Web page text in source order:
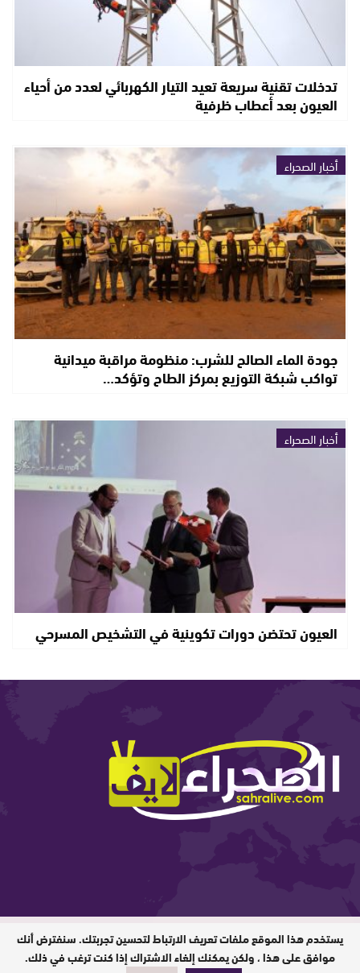
تدخلات تقنية سريعة تعيد التيار الكهربائي لعدد من أحياء
العيون بعد أعطاب ظرفية
أخبار الصحراء
جودة الماء الصالح للشرب: منظومة مراقبة ميدانية
تواكب شبكة التوزيع بمركز الطاح وتؤكد…
أخبار الصحراء
العيون تحتضن دورات تكوينية في التشخيص المسرحي
المدير المسؤول : ابيبك المحفوظ / جميع
الحقوق محفوظة © 2026
يستخدم هذا الموقع ملفات تعريف الارتباط لتحسين تجربتك. سنفترض أنك
موافق على هذا ، ولكن يمكنك إلغاء الاشتراك إذا كنت ترغب في ذلك.